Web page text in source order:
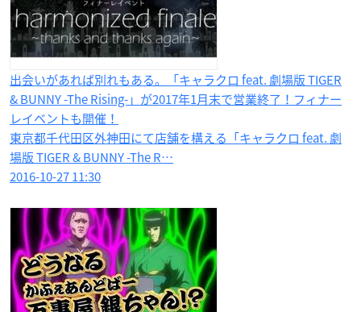
出会いがあれば別れもある。「キャラクロ feat. 劇場版 TIGER
& BUNNY -The Rising-」が2017年1月末で営業終了！フィナー
レイベントも開催！
東京都千代田区外神田にて店舗を構える「キャラクロ feat. 劇
場版 TIGER & BUNNY -The R…
2016-10-27 11:30